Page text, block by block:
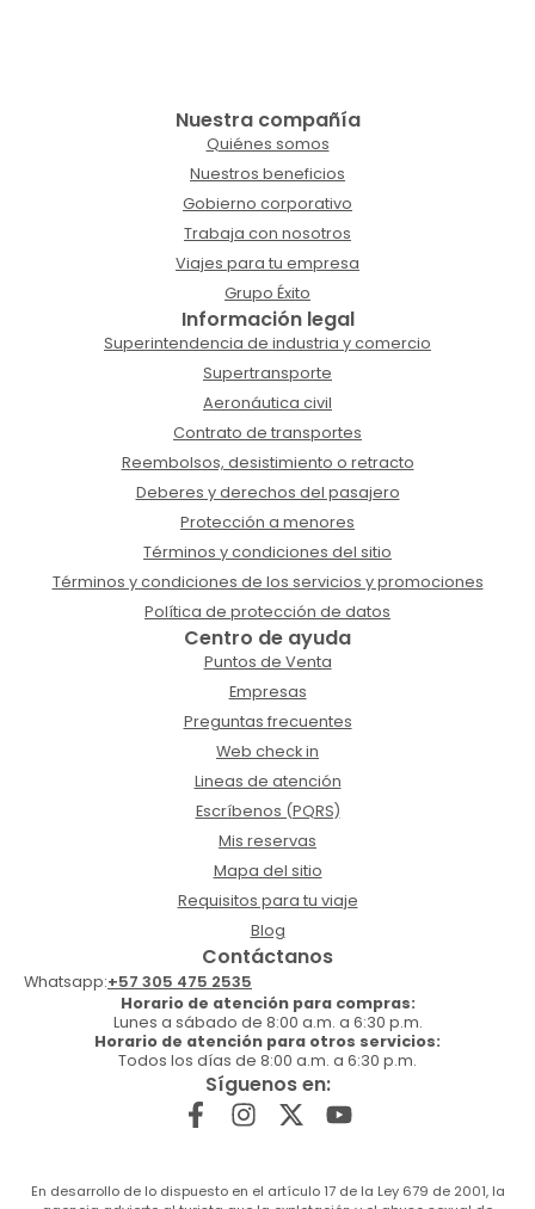
Nuestra compañía
Quiénes somos
Nuestros beneficios
Gobierno corporativo
Trabaja con nosotros
Viajes para tu empresa
Grupo Éxito
Información legal
Superintendencia de industria y comercio
Supertransporte
Aeronáutica civil
Contrato de transportes
Reembolsos, desistimiento o retracto
Deberes y derechos del pasajero
Protección a menores
Términos y condiciones del sitio
Términos y condiciones de los servicios y promociones
Política de protección de datos
Centro de ayuda
Puntos de Venta
Empresas
Preguntas frecuentes
Web check in
Lineas de atención
Escríbenos (PQRS)
Mis reservas
Mapa del sitio
Requisitos para tu viaje
Blog
Contáctanos
Whatsapp:+57 305 475 2535
Horario de atención para compras:
Lunes a sábado de 8:00 a.m. a 6:30 p.m.
Horario de atención para otros servicios:
Todos los días de 8:00 a.m. a 6:30 p.m.
Síguenos en:
En desarrollo de lo dispuesto en el artículo 17 de la Ley 679 de 2001, la